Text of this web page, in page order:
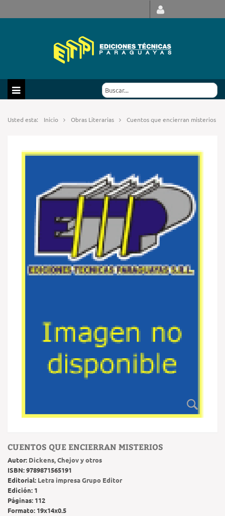
Usted esta: Inicio Obras Literarias Cuentos que encierran misterios
CUENTOS QUE ENCIERRAN MISTERIOS
Autor: Dickens, Chejov y otros
ISBN:9789871565191
Editorial: Letra impresa Grupo Editor
Edición: 1
Páginas: 112
Formato: 19x14x0.5